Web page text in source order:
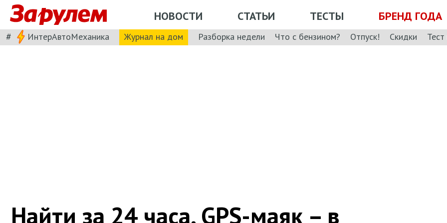
НОВОСТИ СТАТЬИ ТЕСТЫ БРЕНД ГОДА
# ИнтерАвтоМеханика Журнал на дом Разборка недели Что с бензином? Отпуск! Скидки
Найти за 24 часа. GPS-маяк – в